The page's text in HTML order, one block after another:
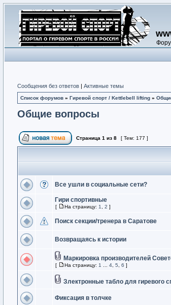
Сообщения без ответов | Активные темы
Список форумов » Гиревой спорт / Kettlebell lifting »
Общие вопросы
Страница 1 из 8 [ Тем: 177 ]
Все ушли в социальные сети?
Гири спортивные
[ На страницу: 1 2 ]
Поиск секции/тренера в Саратове
Возвращаясь к истории
Маркировка производителей
[ На страницу: 1 4 5 6 ]
Злектронные табло для гиревого
Фиксация в толчке